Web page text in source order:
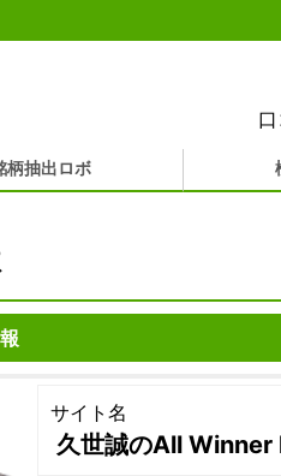
柄抽出ロボ
サイト名
久世誠のAll